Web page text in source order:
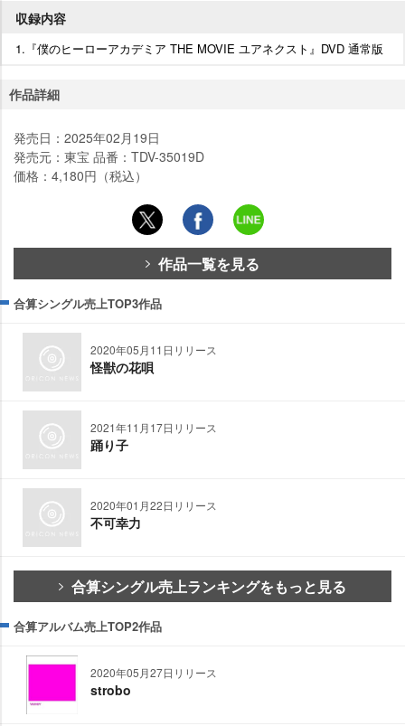
収録内容
1.『僕のヒーローアカデミア THE MOVIE ユアネクスト』DVD 通常版
作品詳細
発売日：2025年02月19日
発売元：東宝 品番：TDV-35019D
価格：4,180円（税込）
作品一覧を見る
合算シングル売上TOP3作品
2020年05月11日リリース
怪獣の花唄
2021年11月17日リリース
踊り子
2020年01月22日リリース
不可幸力
合算シングル売上ランキングをもっと見る
合算アルバム売上TOP2作品
2020年05月27日リリース
strobo